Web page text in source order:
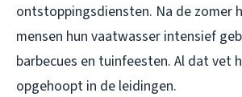
ontstoppingsdiensten. Na de zomer
mensen hun vaatwasser intensief
barbecues en tuinfeesten. Al dat vet
opgehoopt in de leidingen.